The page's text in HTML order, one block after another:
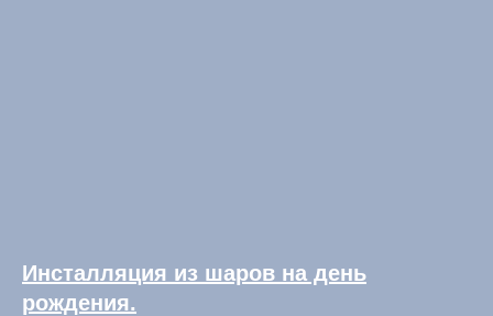
Инсталляция из шаров на день
рождения.